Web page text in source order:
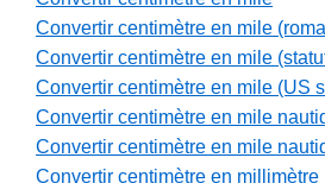
Convertir centimètre en mile
Convertir centimètre en mile
Convertir centimètre en mile (US
Convertir centimètre en mile
Convertir centimètre en mile
Convertir centimètre en millimètre